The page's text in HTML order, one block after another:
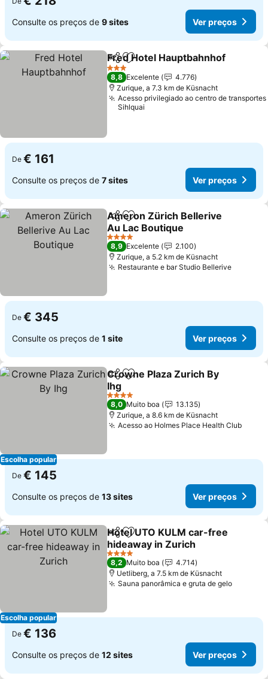
Consulte os preços de 9 sites Ver preços
PartilharAdicionar aos favoritos
Fred Hotel Hauptbahnhof
3 Estrelas
8,8 Excelente
4.776
Zurique, a 7.3 km de Küsnacht
Acesso privilegiado ao centro de transportes
Sihlquai
De € 161
Consulte os preços de 7 sites Ver preços
PartilharAdicionar aos favoritos
Ameron Zürich Bellerive
Au Lac Boutique
Ver preços
4 Estrelas
8,9 Excelente
2.100
Zurique, a 5.2 km de Küsnacht
Restaurante e bar Studio BelleriveVer
De € 345
Consulte os preços de 1 site Ver preços
Escolha popular
PartilharAdicionar aos favoritos
Crowne Plaza Zurich By
Ihg
Ver preços
4 Estrelas
8,0 Muito boa
13.135
Zurique, a 8.6 km de Küsnacht
Acesso ao Holmes Place Health ClubVer
De € 145
Consulte os preços de 13 sites Ver preços
Escolha popular
PartilharAdicionar aos favoritos
Hotel UTO KULM car-free
hideaway in Zurich
Ver preços
4 Estrelas
8,2 Muito boa
4.714
Uetliberg, a 7.5 km de Küsnacht
Sauna panorâmica e gruta de geloVer
De € 136
Consulte os preços de 12 sites Ver preços